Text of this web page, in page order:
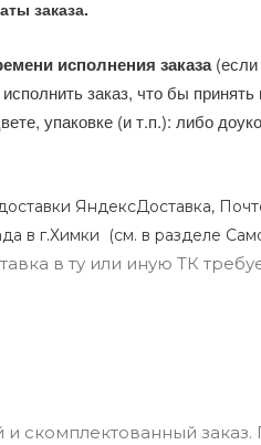
заказа.
исполнения заказа(если
заказ, что бы
упаковке (и т.п.): либо
ЯндексДоставка,
в г.Химки (см. в разделе
в ту или иную ТК
скомплектованный